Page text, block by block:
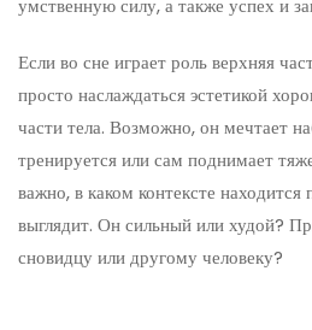
Если во сне играет роль верхняя
просто наслаждаться эстетикой
части тела. Возможно, он мечтает
тренируется или сам поднимает
важно, в каком контексте находится
выглядит. Он сильный или худой?
сновидцу или другому человеку?